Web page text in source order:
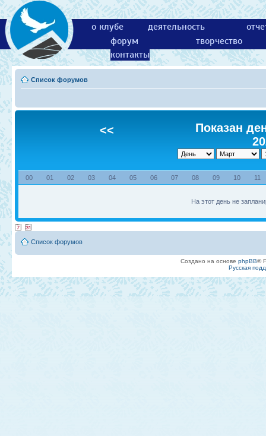
о клубе деятельность
форум
творчество
контакты
Список форумов
<<
Показан
00 01 02 03 04 05 06 07 08 09 10 11
На этот день не
Список форумов
Создано на основе phpBB®
Русская